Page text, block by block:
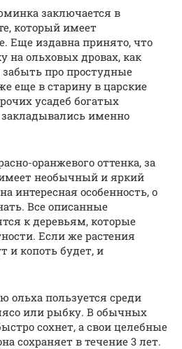
заключается в
который имеет
Еще издавна принято, что
на ольховых дровах, как
про простудные
еще в старину в царские
усадеб богатых
именно
оранжевого оттенка, за
необычный и яркий
интересная особенность, о
Все описанные
к деревьям, которые
Если же растения
и копоть будет, и
ольха пользуется среди
или рыбку. В обычных
сохнет, а свои целебные
сохраняет в течение 3 лет.